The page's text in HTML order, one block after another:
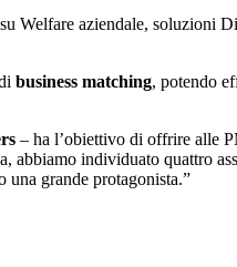
Welfare aziendale,
business matching, potendo
– ha l’obiettivo di offrire alle
abbiamo individuato quattro
una grande protagonista.”